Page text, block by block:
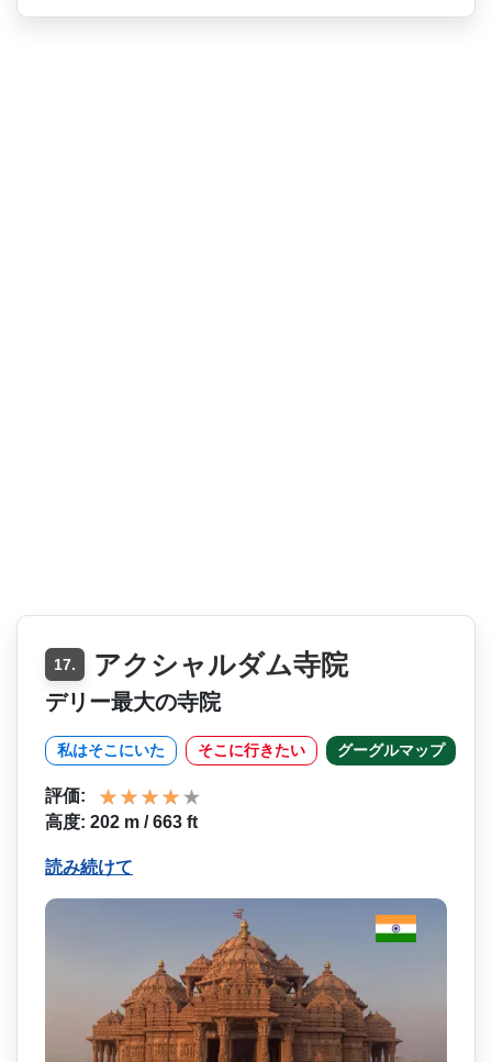
17. アクシャルダム寺院
デリー最大の寺院
私はそこにいた そこに行きたい グーグルマップ
評価:
高度: 202 m / 663 ft
読み続けて